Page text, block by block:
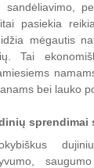
sandėliavimo,
pasiekia
mėgautis
Tai
bei lauko
sprendimai